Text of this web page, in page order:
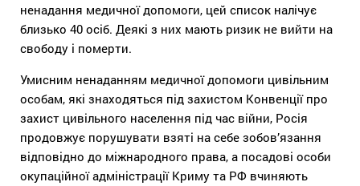
ненадання медичної допомоги, цей список налічує
близько 40 осіб. Деякі з них мають ризик не вийти на
свободу і померти.
Умисним ненаданням медичної допомоги цивільним
особам, які знаходяться під захистом Конвенції про
захист цивільного населення під час війни, Росія
продовжує порушувати взяті на себе зобов’язання
відповідно до міжнародного права, а посадові особи
окупаційної адміністрації Криму та РФ вчиняють